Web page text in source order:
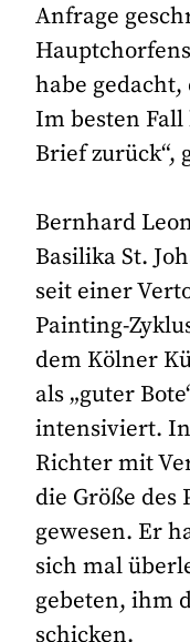
Anfrage
habe
Im besten
Brief zurück“,
Bernhard
Basilika St.
seit einer
Painting-
dem Kölner
als „guter
intensiviert.
Richter mit
die Größe des
gewesen. Er
sich mal
gebeten, ihm
schicken.